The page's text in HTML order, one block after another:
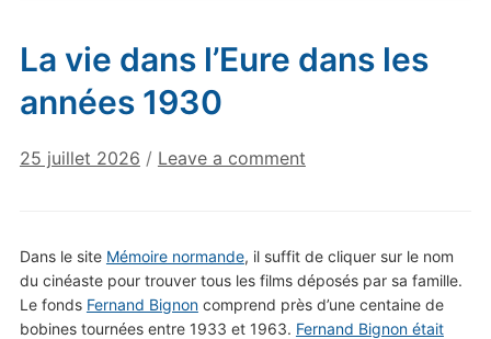
La vie dans l’Eure dans les
années 1930
25 juillet 2026 / Leave a comment
Dans le site Mémoire normande, il suffit de cliquer sur le nom
du cinéaste pour trouver tous les films déposés par sa famille.
Le fonds Fernand Bignoncomprend près d’une centaine de
bobines tournées entre 1933 et 1963. Fernand Bignon était